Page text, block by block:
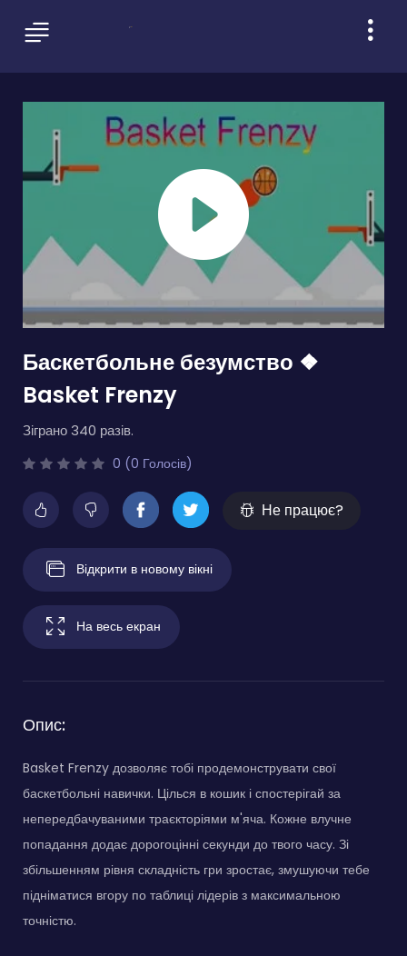
Баскетбольне безумство ❖
Basket Frenzy
Зіграно 340 разів.
0 (0 Голосів)
Не працює?
Відкрити в новому вікні
На весь екран
Опис:
Basket Frenzy дозволяє тобі продемонструвати свої
баскетбольні навички. Цілься в кошик і спостерігай за
непередбачуваними траєкторіями м'яча. Кожне влучне
попадання додає дорогоцінні секунди до твого часу. Зі
збільшенням рівня складність гри зростає, змушуючи тебе
підніматися вгору по таблиці лідерів з максимальною
точністю.